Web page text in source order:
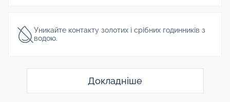
Уникайте контакту золотих і срібних годинників з
водою.
Докладніше